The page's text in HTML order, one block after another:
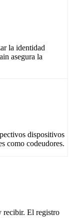
la identidad
asegura la
dispositivos
como codeudores.
recibir. El registro